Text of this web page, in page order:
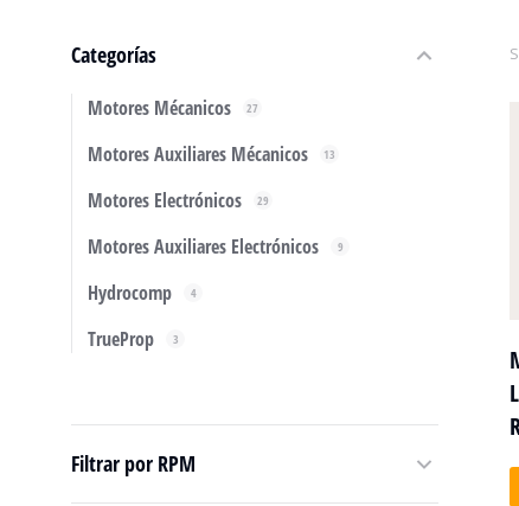
Categorías
Motores Mécanicos 27
Motores Auxiliares Mécanicos 13
Motores Electrónicos 29
Motores Auxiliares Electrónicos 9
Hydrocomp 4
TrueProp 3
Filtrar por RPM